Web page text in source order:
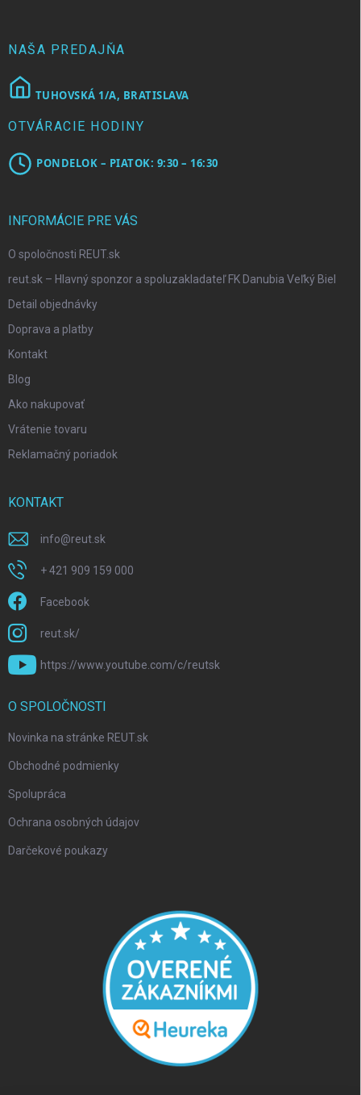
NAŠA PREDAJŇA
TUHOVSKÁ 1/A, BRATISLAVA
OTVÁRACIE HODINY
PONDELOK – PIATOK: 9:30 – 16:30
INFORMÁCIE PRE VÁS
O spoločnosti REUT.sk
reut.sk – Hlavný sponzor a spoluzakladateľ FK Danubia Veľký Biel
Detail objednávky
Doprava a platby
Kontakt
Blog
Ako nakupovať
Vrátenie tovaru
Reklamačný poriadok
KONTAKT
info@reut.sk
+ 421 909 159 000
Facebook
reut.sk/
https://www.youtube.com/c/reutsk
O SPOLOČNOSTI
Novinka na stránke REUT.sk
Obchodné podmienky
Spolupráca
Ochrana osobných údajov
Darčekové poukazy